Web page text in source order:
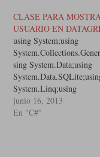
pero primero tenemos…
CLASE PARA
USUARIO EN
using System;using
sing System.Data;using
System.Linq;using
System.Text;using
junio 16, 2013
En "C#"